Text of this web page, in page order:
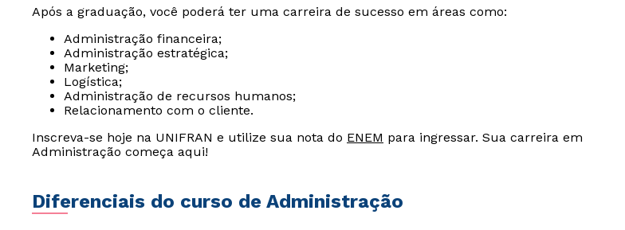
Após a graduação, você poderá ter uma carreira de sucesso em áreas como:
Administração financeira;
Administração estratégica;
Marketing;
Logística;
Administração de recursos humanos;
Relacionamento com o cliente.
Inscreva-se hoje na UNIFRAN e utilize sua nota do ENEM para ingressar. Sua carreira em
Administração começa aqui!
Diferenciais do curso de Administração